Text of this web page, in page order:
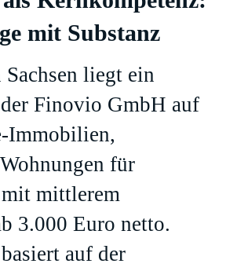
mit Substanz
liegt ein
Finovio GmbH auf
Immobilien,
für
mittlerem
3.000 Euro netto.
auf der